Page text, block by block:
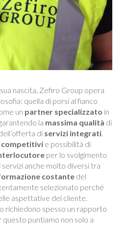
nascita, Zefiro Group opera
quella di porsi al fianco
un partner specializzato in
la massima qualità di
di servizi integrati.
competitivi e possibilità di
per lo svolgimento
anche molto diversi tra
costante del
selezionato perché
aspettative del cliente.
richiedono spesso un rapporto
puntiamo non solo a